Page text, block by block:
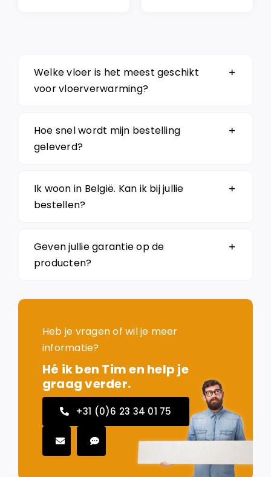
Welke vloer is het meest geschikt
voor vloerverwarming?
Hoe snel wordt mijn bestelling
geleverd?
Ik woon in België. Kan ik bij jullie
bestellen?
Geven jullie garantie op de
producten?
Heb je vragen of wil je meer
informatie?
Hé ik ben Tim en help je
graag verder.
+31 (0)6 23 34 01 75